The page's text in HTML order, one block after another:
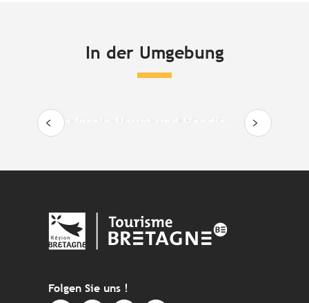
In der Umgebung
Die Inseln Houat und Hoedic
Folgen Sie uns !